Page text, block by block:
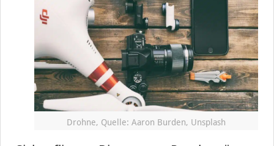
Drohne, Quelle: Aaron Burden, Unsplash